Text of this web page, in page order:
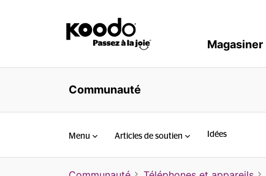
Magasiner
Communauté
Menu Articles de soutien Idées